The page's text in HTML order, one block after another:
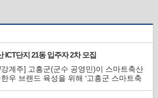
ICT단지 21동 입주자 2차 모집
계주] 고흥군(군수 공영민)이 스마트축산
우 브랜드 육성을 위해 ‘고흥군 스마트축